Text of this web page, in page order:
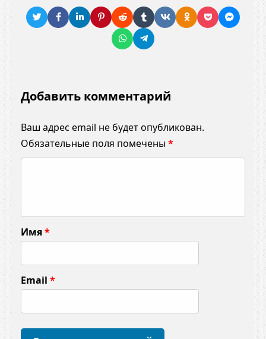
Добавить комментарий
Ваш адрес email не будет опубликован.
Обязательные поля помечены *
м
е
т
а
р
и
Имя*
Email *